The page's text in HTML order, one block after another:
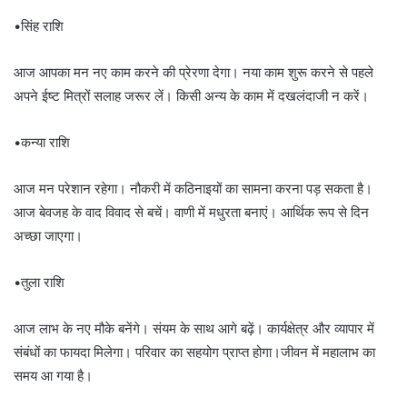
•सिंह राशि
आज आपका मन नए काम करने की प्रेरणा देगा। नया काम शुरू करने से पहले
अपने ईष्ट मित्रों सलाह जरूर लें। किसी अन्य के काम में दखलंदाजी न करें।
•कन्या राशि
आज मन परेशान रहेगा। नौकरी में कठिनाइयों का सामना करना पड़ सकता है।
आज बेवजह के वाद विवाद से बचें। वाणी में मधुरता बनाएं। आर्थिक रूप से दिन
अच्छा जाएगा।
•तुला राशि
आज लाभ के नए मौके बनेंगे। संयम के साथ आगे बढ़ें। कार्यक्षेत्र और व्यापार में
संबंधों का फायदा मिलेगा। परिवार का सहयोग प्राप्त होगा।जीवन में महालाभ का
समय आ गया है।